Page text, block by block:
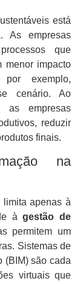
está
As empresas
que
menor impacto
por exemplo,
cenário. Ao
as empresas
reduzir
finais.
na
apenas à
àgestão de
permitem um
Sistemas de
(BIM) são cada
virtuais que